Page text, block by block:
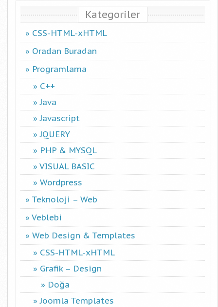
Kategoriler
CSS-HTML-xHTML
Oradan Buradan
Programlama
C++
Java
Javascript
JQUERY
PHP & MYSQL
VISUAL BASIC
Wordpress
Teknoloji – Web
Veblebi
Web Design & Templates
CSS-HTML-xHTML
Grafik – Design
Doğa
Joomla Templates